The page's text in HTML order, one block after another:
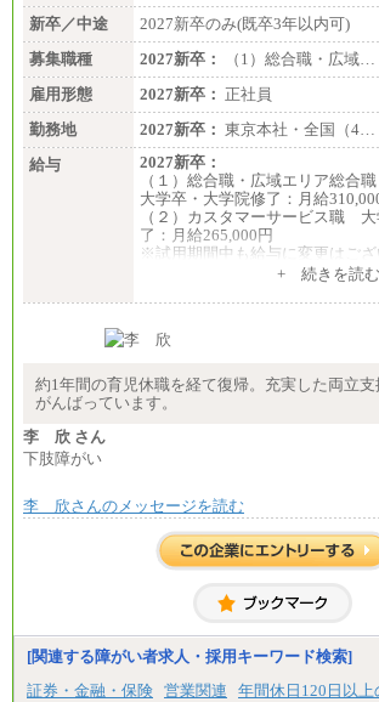
新卒／中途
2027新卒のみ(既卒3年以内可)
募集職種
2027新卒：
（1）総合職・広域…
雇用形態
2027新卒： 正社員
勤務地
2027新卒： 東京本社・全国（4…
給与
2027新卒：
（１）総合職・広域エリア総合
大学卒・大学院修了：月給
（２）カスタマーサービス職
了：月給265,000円
※試用期間中も給与に変更はござ
+ 続きを読む
約1年間の育児休職を経て復帰。充実した両立
がんばっています。
李 欣 さん
下肢障がい
李 欣さんのメッセージを読む
[関連する障がい者求人・採用キーワード検索]
証券・金融・保険 営業関連 年間休日120日以上